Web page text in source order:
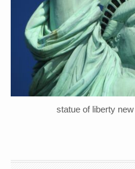
statue of liberty